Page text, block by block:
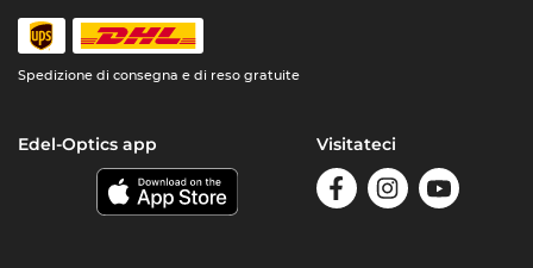
Spedizione di consegna e di reso gratuite
Edel-Optics app Visitateci